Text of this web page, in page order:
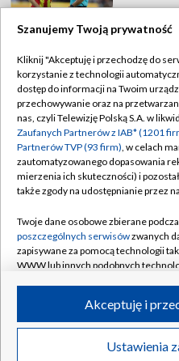
Transmisje
Biuro
Oferta
Rada
Polityka
©2026 Telewizja Polska
Szanujemy Twoją prywatność
Kliknij "Akceptuję i przechodzę do
korzystanie z technologii
dostęp do informacji na Twoim
przechowywanie oraz na
nas, czyli Telewizję Polską S.A. w
Zaufanych Partnerów z IAB* (1201
Partnerów TVP (93 firm), w celach
zautomatyzowanego dopasowania
mierzenia ich skuteczności) i
także zgody na udostępnianie przez
Twoje dane osobowe zbierane
poszczególnych serwisówzwanych
zapisywane za pomocą technologii
WWW lub innych podobnych
ruchu w Internecie.
Twoje dane osobowe zbierane
poszczególnych serwisówna Portalu,
Ustawienia
Akceptuję i